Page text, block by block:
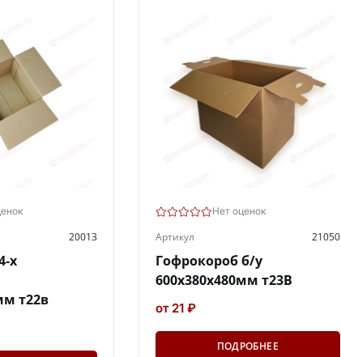
20013
х
т22в
Нет оценок
Артикул 21050
Гофрокороб б/у
600х380х480мм т23В
от 21 ₽
ПОДРОБНЕЕ